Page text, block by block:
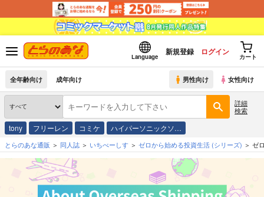
Language
新規登録 ログイン
カート
全年齢向け 成年向け 男性向け 女性向け
詳細
検索
tony フリーレン コミケ ハイパーソニックソ…
とらのあな通販 同人誌 いちべーしす ゼロから始める投資生活 (シリーズ) ゼ